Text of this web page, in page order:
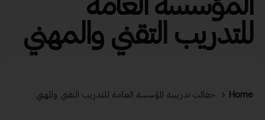
للتدريب التقني والمهني
Home حقائب تدريبية المؤسسة العامة للتدريب التقني والمهني